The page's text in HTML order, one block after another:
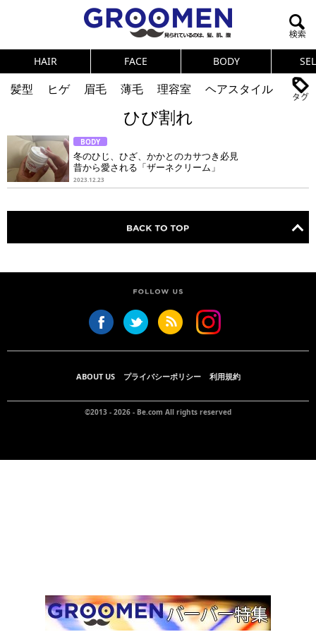
HAIR FACE BODY
髪型 ヒゲ 眉毛 薄毛 理容室
ヘアスタイル
ニオイ
連載
メンズコスメ
NEWS PICK UP 筋肉
女の本音
テストステロン
健康
スキンケア 食事
調査結果
トレーニング
好印象な男
頭皮ケア
ダイエット
理容室
ひび割れ
BODY
冬のひじ、ひざ、かかとのカサつき必見
昔から愛される「ザーネクリーム」
2023.12.23
ABOUT US プライバシーポリシー 利用規約
©2013 - 2026 - Be.com All rights reserved